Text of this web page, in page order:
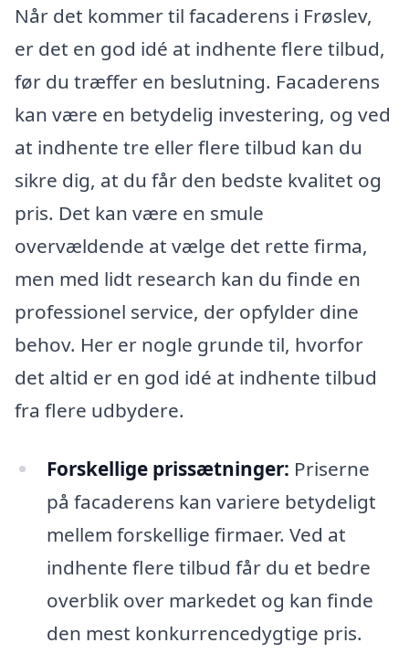
Når det kommer til facaderens i Frøslev,
er det en god idé at indhente flere tilbud,
før du træffer en beslutning. Facaderens
kan være en betydelig investering, og ved
at indhente tre eller flere tilbud kan du
sikre dig, at du får den bedste kvalitet og
pris. Det kan være en smule
overvældende at vælge det rette firma,
men med lidt research kan du finde en
professionel service, der opfylder dine
behov. Her er nogle grunde til, hvorfor
det altid er en god idé at indhente tilbud
fra flere udbydere.
Forskellige prissætninger: Priserne
på facaderens kan variere betydeligt
mellem forskellige firmaer. Ved at
indhente flere tilbud får du et bedre
overblik over markedet og kan finde
den mest konkurrencedygtige pris.